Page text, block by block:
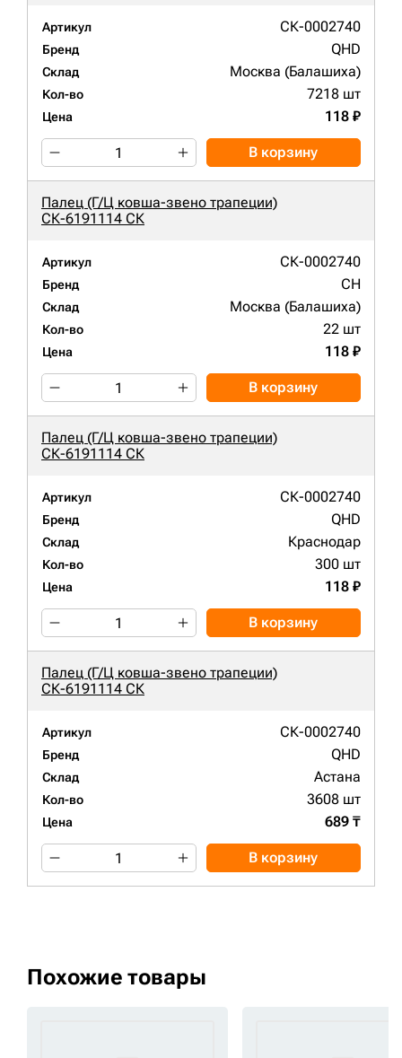
Артикул СК-0002740
Бренд QHD
Склад Москва (Балашиха)
Кол-во 7218 шт
Цена 118 ₽
В корзину
Палец (Г/Ц ковша-звено трапеции)
СК-6191114 СК
Артикул СК-0002740
Бренд CH
Склад Москва (Балашиха)
Кол-во 22 шт
Цена 118 ₽
В корзину
Палец (Г/Ц ковша-звено трапеции)
СК-6191114 СК
Артикул СК-0002740
Бренд QHD
Склад Краснодар
Кол-во 300 шт
Цена 118 ₽
В корзину
Палец (Г/Ц ковша-звено трапеции)
СК-6191114 СК
Артикул СК-0002740
Бренд QHD
Склад Астана
Кол-во 3608 шт
Цена 689 ₸
В корзину
Похожие товары